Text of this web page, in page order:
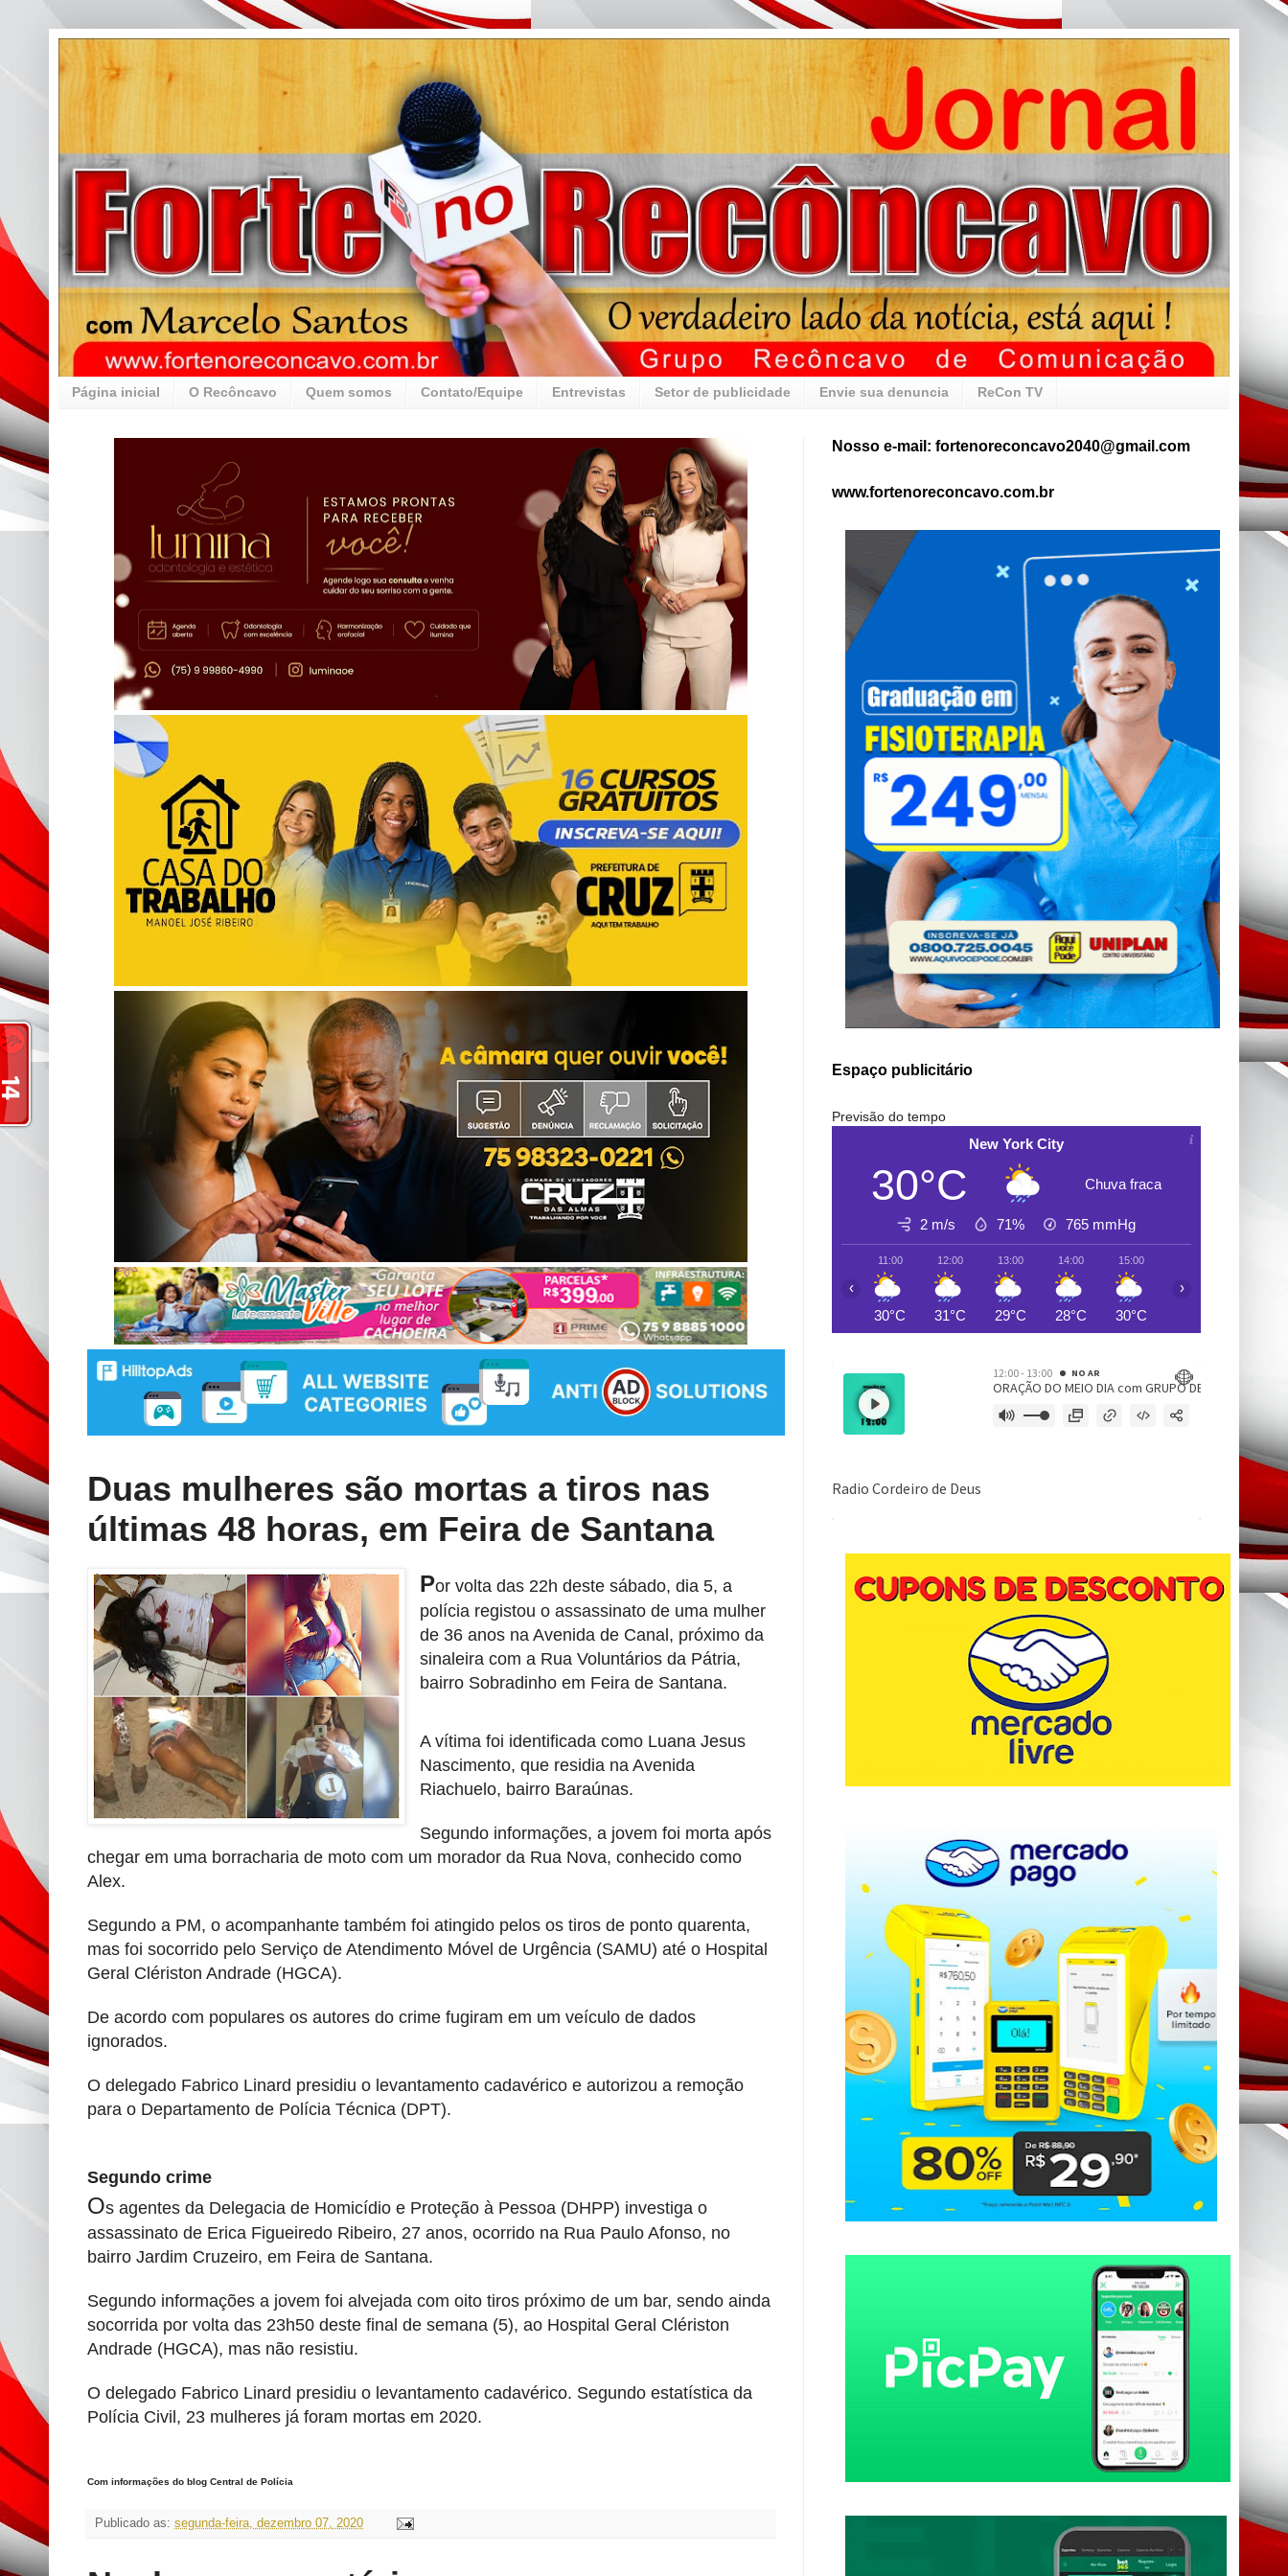
Página inicial O Recôncavo Quem somos Contato/Equipe Entrevistas Setor de publicidade Envie sua denuncia ReCon TV
Duas mulheres são mortas a tiros nas
últimas 48 horas, em Feira de Santana
Por volta das 22h deste sábado, dia 5, a
polícia registou o assassinato de uma mulher
de 36 anos na Avenida de Canal, próximo da
sinaleira com a Rua Voluntários da Pátria,
bairro Sobradinho em Feira de Santana.
A vítima foi identificada como Luana Jesus
Nascimento, que residia na Avenida
Riachuelo, bairro Baraúnas.
Segundo informações, a jovem foi morta após
chegar em uma borracharia de moto com um morador da Rua Nova, conhecido como
Alex.
Segundo a PM, o acompanhante também foi atingido pelos os tiros de ponto quarenta,
mas foi socorrido pelo Serviço de Atendimento Móvel de Urgência (SAMU) até o Hospital
Geral Clériston Andrade (HGCA).
De acordo com populares os autores do crime fugiram em um veículo de dados
ignorados.
O delegado Fabrico Linard presidiu o levantamento cadavérico e autorizou a remoção
para o Departamento de Polícia Técnica (DPT).
Segundo crime
Os agentes da Delegacia de Homicídio e Proteção à Pessoa (DHPP) investiga o
assassinato de Erica Figueiredo Ribeiro, 27 anos, ocorrido na Rua Paulo Afonso, no
bairro Jardim Cruzeiro, em Feira de Santana.
Segundo informações a jovem foi alvejada com oito tiros próximo de um bar, sendo ainda
socorrida por volta das 23h50 deste final de semana (5), ao Hospital Geral Clériston
Andrade (HGCA), mas não resistiu.
O delegado Fabrico Linard presidiu o levantamento cadavérico. Segundo estatística da
Polícia Civil, 23 mulheres já foram mortas em 2020.
Com informações do blog Central de Polícia
Publicado as: segunda-feira, dezembro 07, 2020
Nosso e-mail: fortenoreconcavo2040@gmail.com
www.fortenoreconcavo.com.br
Espaço publicitário
Previsão do tempo
New York City
30°C Chuva fraca
2 m/s 71% 765 mmHg
11:00
30°C
12:00
31°C
13:00
29°C
14:00
28°C
15:00
30°C
‹ ›